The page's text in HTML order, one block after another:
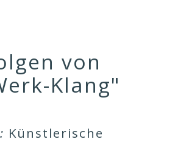
von
Klang"
Künstlerische